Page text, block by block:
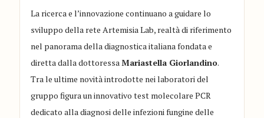
La ricerca e l’innovazione continuano a guidare lo
sviluppo della rete Artemisia Lab, realtà di riferimento
nel panorama della diagnostica italiana fondata e
diretta dalla dottoressa Mariastella Giorlandino.
Tra le ultime novità introdotte nei laboratori del
gruppo figura un innovativo test molecolare PCR
dedicato alla diagnosi delle infezioni fungine delle